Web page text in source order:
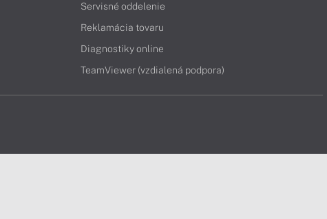
Servisné oddelenie
Reklamácia tovaru
Diagnostiky online
TeamViewer (vzdialená podpora)